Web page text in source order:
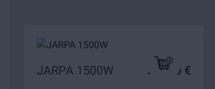
JARPA 1500W 109,90 €